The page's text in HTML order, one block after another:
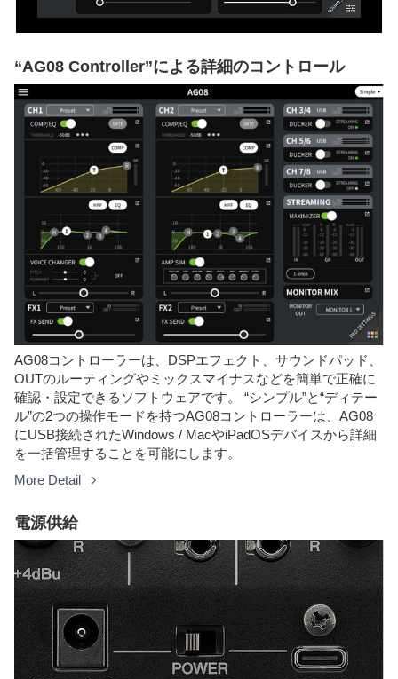
“AG08 Controller”による詳細のコントロール
AG08コントローラーは、DSPエフェクト、サウンドパッド、
OUTのルーティングやミックスマイナスなどを簡単で正確に
確認・設定できるソフトウェアです。 “シンプル”と“ディテー
ル”の2つの操作モードを持つAG08コントローラーは、AG08
にUSB接続されたWindows / MacやiPadOSデバイスから詳細
を一括管理することを可能にします。
More Detail
電源供給